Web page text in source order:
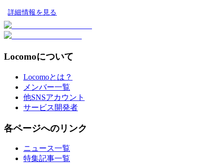
詳細情報を見る
Locomoについて
Locomoとは？
メンバー一覧
他SNSアカウント
サービス開発者
各ページへのリンク
ニュース一覧
特集記事一覧